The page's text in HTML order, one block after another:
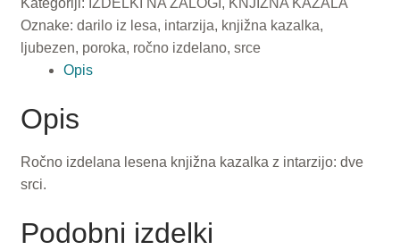
Kategoriji: IZDELKI NA ZALOGI , KNJIŽNA KAZALA
Oznake: darilo iz lesa, intarzija, knjižna kazalka,
ljubezen, poroka, ročno izdelano, srce
Opis
Opis
Ročno izdelana lesena knjižna kazalka z intarzijo: dve
srci.
Podobni izdelki